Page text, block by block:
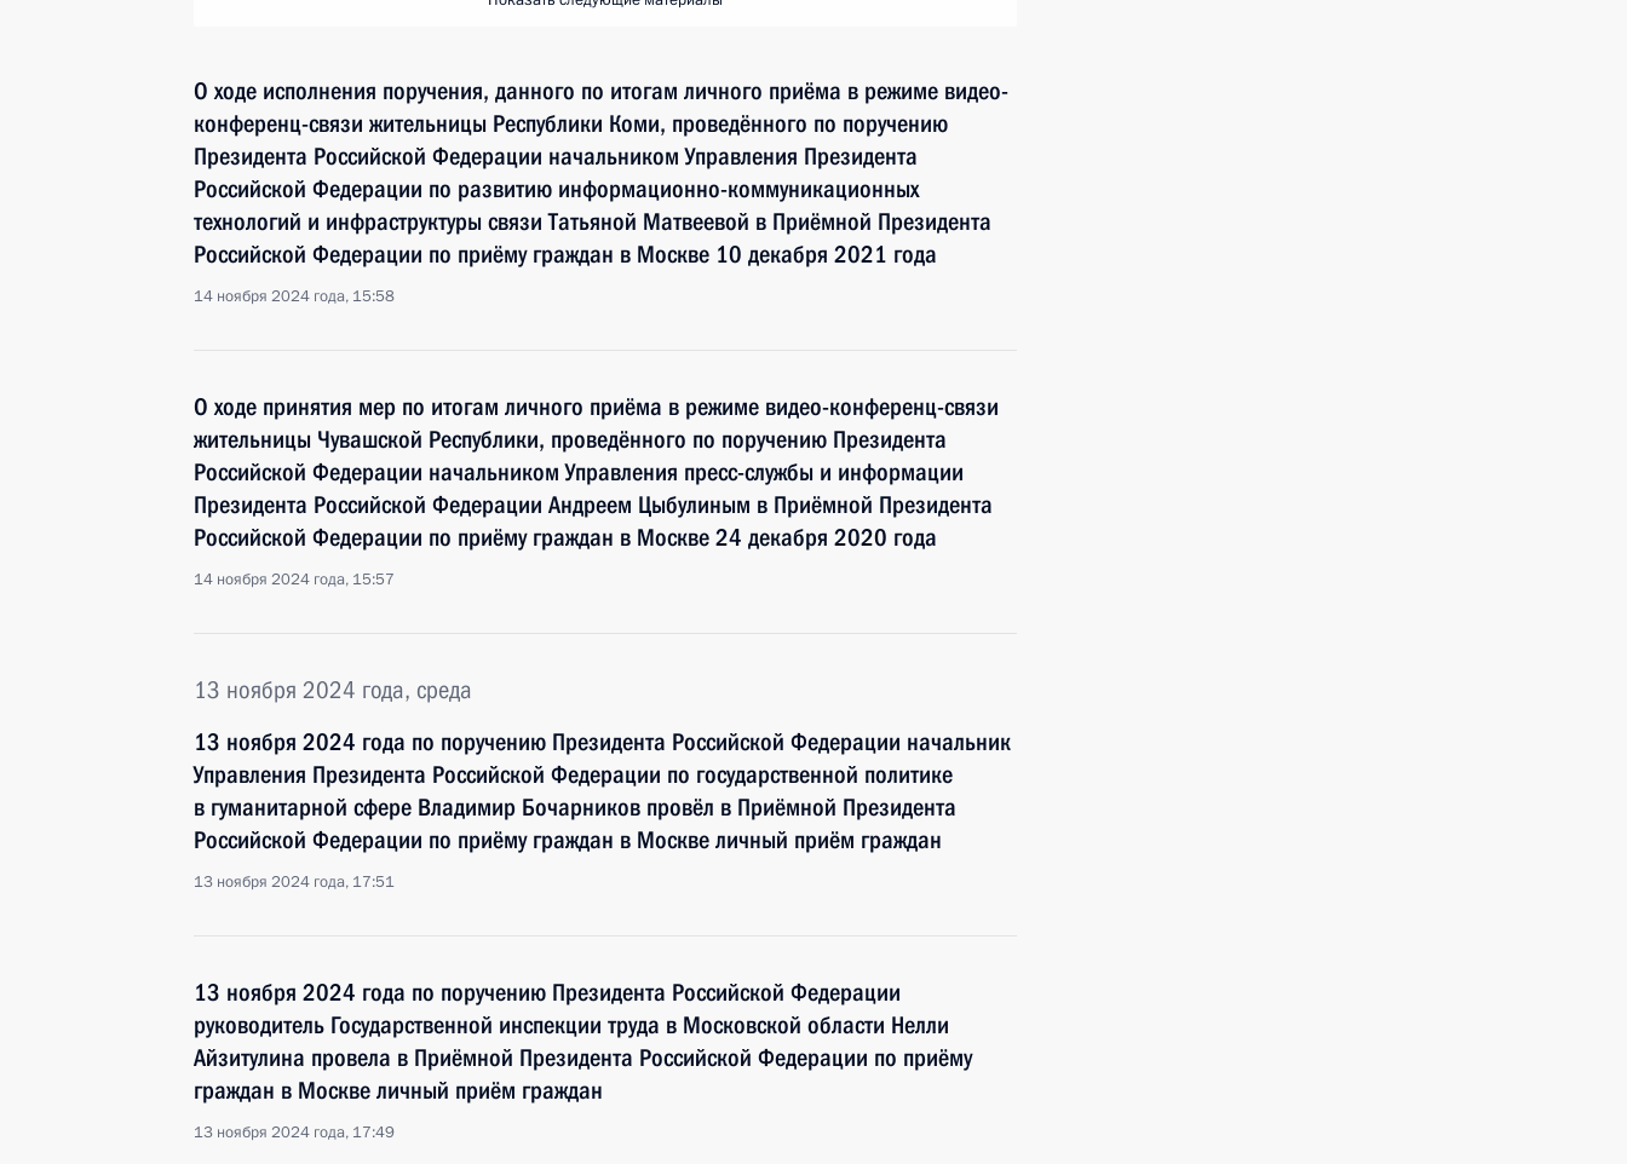
О ходе исполнения поручения, данного по итогам личного приёма в режиме видео-
конференц-связи жительницы Республики Коми, проведённого по поручению
Президента Российской Федерации начальником Управления Президента
Российской Федерации по развитию информационно-коммуникационных
технологий и инфраструктуры связи Татьяной Матвеевой в Приёмной Президента
Российской Федерации по приёму граждан в Москве 10 декабря 2021 года
14 ноября 2024 года, 15:58
О ходе принятия мер по итогам личного приёма в режиме видео-конференц-связи
жительницы Чувашской Республики, проведённого по поручению Президента
Российской Федерации начальником Управления пресс-службы и информации
Президента Российской Федерации Андреем Цыбулиным в Приёмной Президента
Российской Федерации по приёму граждан в Москве 24 декабря 2020 года
14 ноября 2024 года, 15:57
13 ноября 2024 года, среда
13 ноября 2024 года по поручению Президента Российской Федерации начальник
Управления Президента Российской Федерации по государственной политике
в гуманитарной сфере Владимир Бочарников провёл в Приёмной Президента
Российской Федерации по приёму граждан в Москве личный приём граждан
13 ноября 2024 года, 17:51
13 ноября 2024 года по поручению Президента Российской Федерации
руководитель Государственной инспекции труда в Московской области Нелли
Айзитулина провела в Приёмной Президента Российской Федерации по приёму
граждан в Москве личный приём граждан
13 ноября 2024 года, 17:49